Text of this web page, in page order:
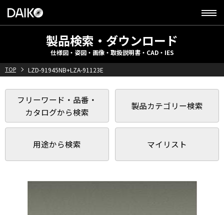
製品検索・ダウンロード
仕様図・姿図・画像・取扱説明書・CAD・IES
TOP LZD-91945NB+LZA-91123E
フリーワード・品番・
カタログから検索
製品カテゴリー検索
用途から検索 マイリスト